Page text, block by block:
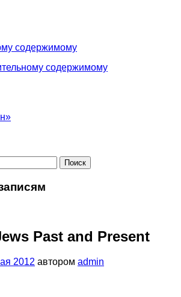
содержимому
содержимому
Past and Present
2012 автором admin